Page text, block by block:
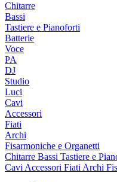
Chitarre
Bassi
Tastiere e Pianoforti
Batterie
Voce
PA
DJ
Studio
Luci
Cavi
Accessori
Fiati
Archi
Fisarmoniche e Organetti
Chitarre Bassi Tastiere e
Cavi Accessori Fiati Archi